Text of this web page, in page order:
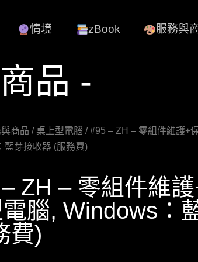
情境 zBook 服務與
品 -
商品 / 桌上型電腦 / #95 – ZH – 零組件維護+
藍芽接收器 (服務費)
ZH – 零組件維
電腦, Windows：
費)